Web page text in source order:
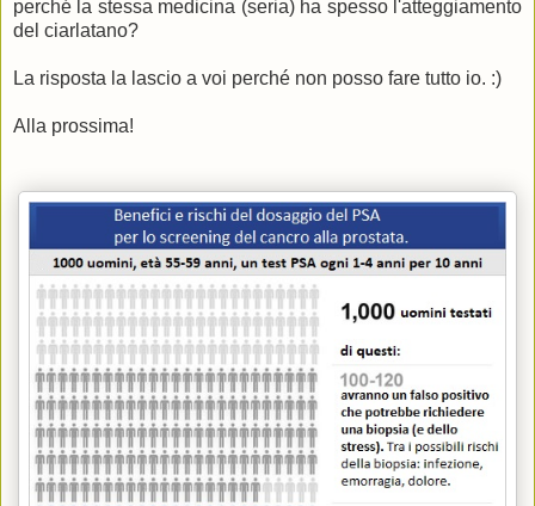
perché la stessa medicina (seria) ha spesso l'atteggiamento
del ciarlatano?
La risposta la lascio a voi perché non posso fare tutto io. :)
Alla prossima!